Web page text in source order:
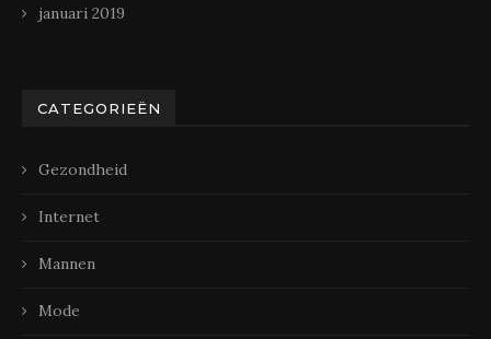
januari 2019
CATEGORIEËN
Gezondheid
Internet
Mannen
Mode